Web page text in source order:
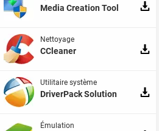
Media Creation Tool
Nettoyage
CCleaner
Utilitaire système
DriverPack Solution
Émulation